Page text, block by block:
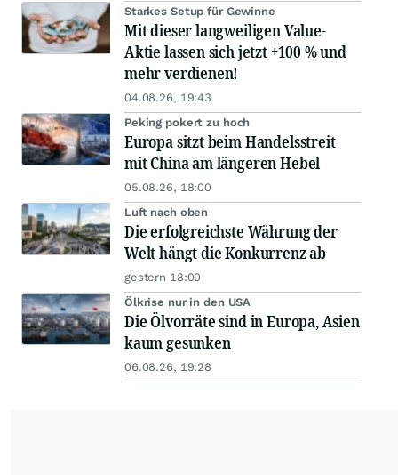
Starkes Setup für Gewinne
Mit dieser langweiligen Value-
Aktie lassen sich jetzt +100 % und
mehr verdienen!
04.08.26, 19:43
Peking pokert zu hoch
Europa sitzt beim Handelsstreit
mit China am längeren Hebel
05.08.26, 18:00
Luft nach oben
Die erfolgreichste Währung der
Welt hängt die Konkurrenz ab
gestern 18:00
Ölkrise nur in den USA
Die Ölvorräte sind in Europa, Asien
kaum gesunken
06.08.26, 19:28